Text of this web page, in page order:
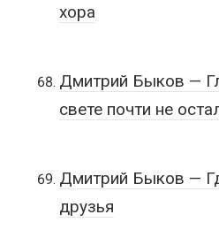
хора
Дмитрий Быков —
свете почти не
Дмитрий Быков —
друзья